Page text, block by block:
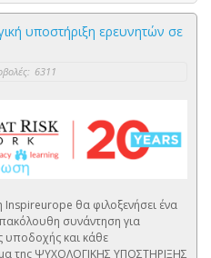
υποστήριξη ερευνητών σε
6311
Inspireurope θα φιλοξενήσει ένα
συνάντηση για
και κάθε
της ΨΥΧΟΛΟΓΙΚΗΣ ΥΠΟΣΤΗΡΙΞΗΣ